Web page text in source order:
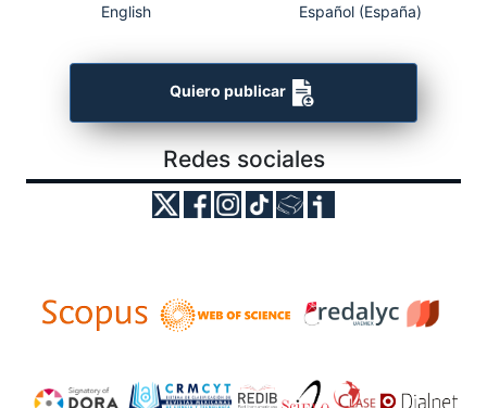
English Español (España)
Quiero publicar
Redes sociales